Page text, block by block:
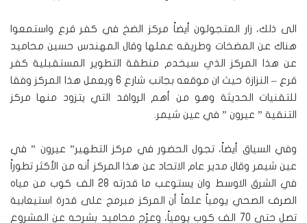
الى ذلك، زار المتجولون أيضاً مركز الضخ في كفر قرع واستمعوا
هناك عن المضخات وطريقه عملها وقال المهندس حسين محاميد
عن هذا المركز الذي سيخدم منطقة التطوير المستقبلية كفر
قرع – النزازة حيث ان موقعه بجانب شارع 6 ويعمل هذا المركز وفقا
للتقنيات الحديثة وهو من أهم الروافد التي يتزود منها مركز
التنقية ” عيرون ” في عين شيمر.
وفي السياق أيضاً، تجول الحضور في مركز التطهير” عيرون ” في
عين شيمر وقال مدير عام الاتحاد عن هذا المركز أنه من الأكثر تطوراً
في الشرق الاوسط وان يستوعب ما قدرته 28 الف كوب من مياه
الصرف الصحي يومياً علماً أن المركز مبرمج على قدرة استيعابية
تصل حتى 70 الف كوب يومياً، وعرّج محاميد بشرحه عن المشروع